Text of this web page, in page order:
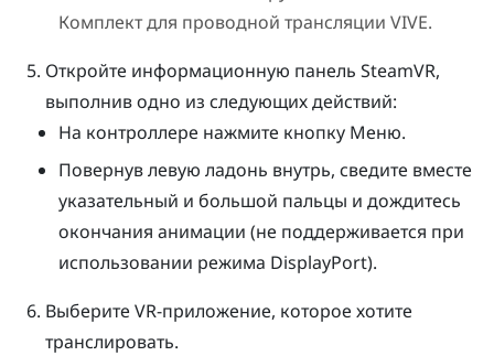
Комплект для проводной трансляции VIVE.
Откройте информационную панель SteamVR,
выполнив одно из следующих действий:
На контроллере нажмите кнопку Меню.
Повернув левую ладонь внутрь, сведите вместе
указательный и большой пальцы и дождитесь
окончания анимации (не поддерживается при
использовании режима DisplayPort).
Выберите VR-приложение, которое хотите
транслировать.